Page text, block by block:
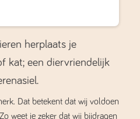
herplaats je
kat; een diervriendelijk
Dat betekent dat wij voldoen
weet je zeker dat wij bijdragen